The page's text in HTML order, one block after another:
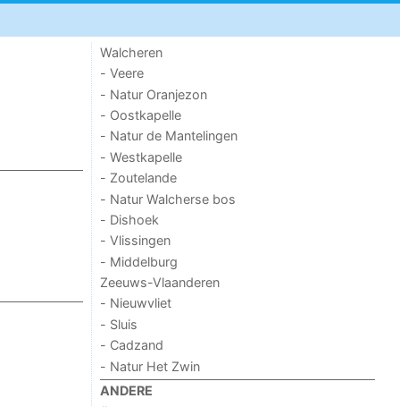
Walcheren
- Veere
- Natur Oranjezon
- Oostkapelle
- Natur de Mantelingen
- Westkapelle
- Zoutelande
- Natur Walcherse bos
- Dishoek
- Vlissingen
- Middelburg
Zeeuws-Vlaanderen
- Nieuwvliet
- Sluis
- Cadzand
- Natur Het Zwin
ANDERE